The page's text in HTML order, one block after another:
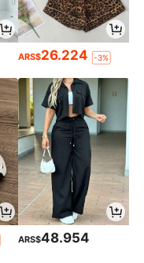
ARS$26.224 -3%
ARS$48.954